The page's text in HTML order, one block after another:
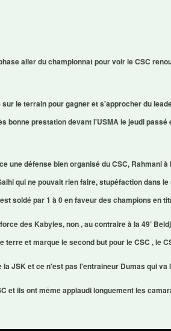
aller du championnat pour voir le CSC
le terrain pour gagner et s'approcher du
prestation devant l'USMA le jeudi passé
défense bien organisé du CSC, Rahmani
qui ne pouvait rien faire, stupéfaction dans le
soldé par 1 à 0 en faveur des champions en
des Kabyles, non , au contraire à la 49’
et marque le second but pour le CSC , le
JSK et ce n'est pas l'entraineur Dumas qui va
ils ont même applaudi longuement les